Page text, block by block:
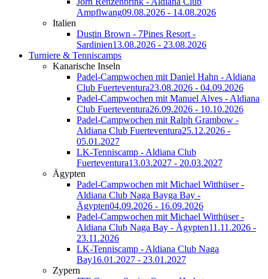
Ampflwang09.08.2026 - 14.08.2026
Italien
Dustin Brown - 7Pines Resort -
Sardinien13.08.2026 - 23.08.2026
Turniere & Tenniscamps
Kanarische Inseln
Padel-Campwochen mit Daniel Hahn - Aldiana
Club Fuerteventura23.08.2026 - 04.09.2026
Padel-Campwochen mit Manuel Alves - Aldiana
Club Fuerteventura26.09.2026 - 10.10.2026
Padel-Campwochen mit Ralph Grambow -
Aldiana Club Fuerteventura25.12.2026 -
05.01.2027
LK-Tenniscamp - Aldiana Club
Fuerteventura13.03.2027 - 20.03.2027
Ägypten
Padel-Campwochen mit Michael Witthüser -
Aldiana Club Naga Bayga Bay -
Ägypten04.09.2026 - 16.09.2026
Padel-Campwochen mit Michael Witthüser -
Aldiana Club Naga Bay - Ägypten11.11.2026 -
23.11.2026
LK-Tenniscamp - Aldiana Club Naga
Bay16.01.2027 - 23.01.2027
Zypern